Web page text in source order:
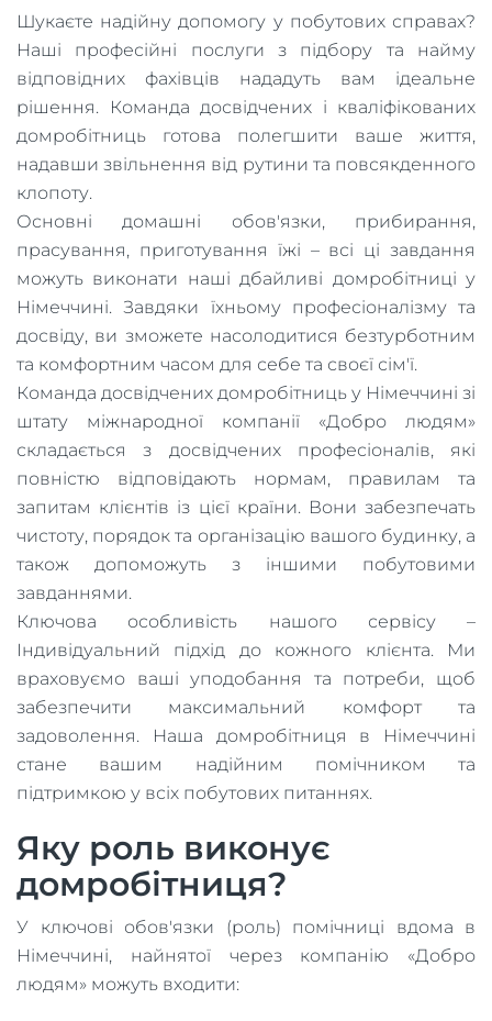
Шукаєте надійну допомогу у побутових справах?
Наші професійні послуги з підбору та найму
відповідних фахівців нададуть вам ідеальне
рішення. Команда досвідчених і кваліфікованих
домробітниць готова полегшити ваше життя,
надавши звільнення від рутини та повсякденного
клопоту.
Основні домашні обов'язки, прибирання,
прасування, приготування їжі – всі ці завдання
можуть виконати наші дбайливі домробітниці у
Німеччині. Завдяки їхньому професіоналізму та
досвіду, ви зможете насолодитися безтурботним
та комфортним часом для себе та своєї сім'ї.
Команда досвідчених домробітниць у Німеччині зі
штату міжнародної компанії «Добро людям»
складається з досвідчених професіоналів, які
повністю відповідають нормам, правилам та
запитам клієнтів із цієї країни. Вони забезпечать
чистоту, порядок та організацію вашого будинку, а
також допоможуть з іншими побутовими
завданнями.
Ключова особливість нашого сервісу –
Індивідуальний підхід до кожного клієнта. Ми
враховуємо ваші уподобання та потреби, щоб
забезпечити максимальний комфорт та
задоволення. Наша домробітниця в Німеччині
стане вашим надійним помічником та
підтримкою у всіх побутових питаннях.
Яку роль виконує
домробітниця?
У ключові обов'язки (роль) помічниці вдома в
Німеччині, найнятої через компанію «Добро
людям» можуть входити: